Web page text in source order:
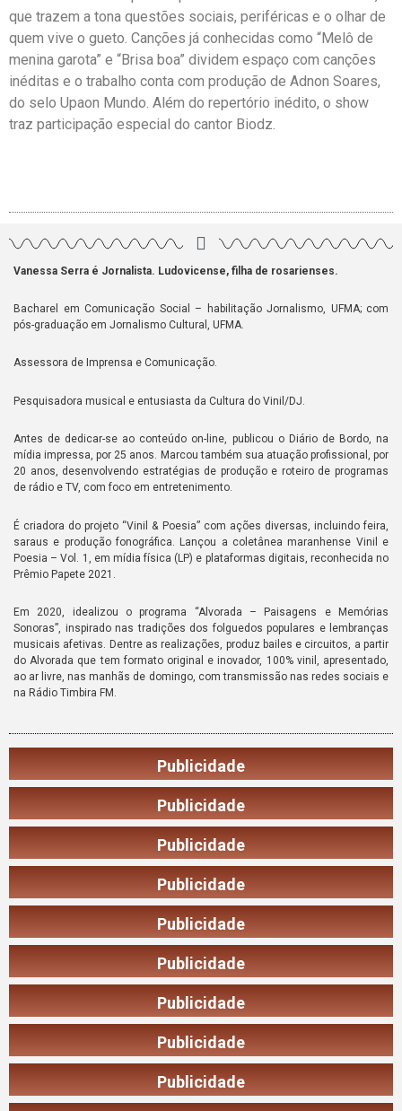
que trazem a tona questões sociais, periféricas e o olhar de
quem vive o gueto. Canções já conhecidas como “Melô de
menina garota” e “Brisa boa” dividem espaço com canções
inéditas e o trabalho conta com produção de Adnon Soares,
do selo Upaon Mundo. Além do repertório inédito, o show
traz participação especial do cantor Biodz.
Vanessa Serra é Jornalista. Ludovicense, filha de rosarienses.
Bacharel em Comunicação Social – habilitação Jornalismo, UFMA; com
pós-graduação em Jornalismo Cultural, UFMA.
Assessora de Imprensa e Comunicação.
Pesquisadora musical e entusiasta da Cultura do Vinil/DJ.
Antes de dedicar-se ao conteúdo on-line, publicou o Diário de Bordo, na
mídia impressa, por 25 anos. Marcou também sua atuação profissional, por
20 anos, desenvolvendo estratégias de produção e roteiro de programas
de rádio e TV, com foco em entretenimento.
É criadora do projeto “Vinil & Poesia” com ações diversas, incluindo feira,
saraus e produção fonográfica. Lançou a coletânea maranhense Vinil e
Poesia – Vol. 1, em mídia física (LP) e plataformas digitais, reconhecida no
Prêmio Papete 2021.
Em 2020, idealizou o programa “Alvorada – Paisagens e Memórias
Sonoras”, inspirado nas tradições dos folguedos populares e lembranças
musicais afetivas. Dentre as realizações, produz bailes e circuitos, a partir
do Alvorada que tem formato original e inovador, 100% vinil, apresentado,
ao ar livre, nas manhãs de domingo, com transmissão nas redes sociais e
na Rádio Timbira FM.
Publicidade
Publicidade
Publicidade
Publicidade
Publicidade
Publicidade
Publicidade
Publicidade
Publicidade